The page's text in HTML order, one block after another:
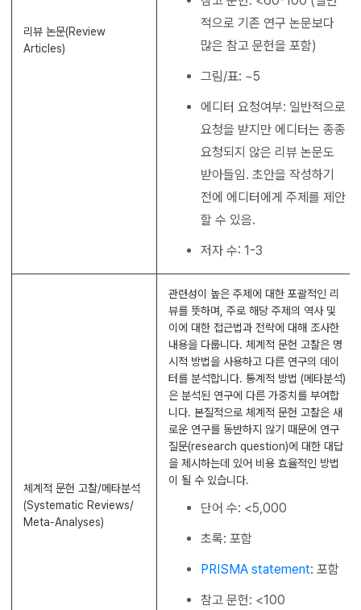
리뷰 논문(Review
Articles)
적으로 기존 연구 논문보다
많은 참고 문헌을 포함)
그림/표: ~5
에디터 요청여부: 일반적으로
요청을 받지만 에디터는 종종
요청되지 않은 리뷰 논문도
받아들임. 초안을 작성하기
전에 에디터에게 주제를 제안
할 수 있음.
저자 수: 1-3
체계적 문헌 고찰/메타분석
(Systematic Reviews/
Meta-Analyses)
관련성이 높은 주제에 대한 포괄적인 리
뷰를 뜻하며, 주로 해당 주제의 역사 및
이에 대한 접근법과 전략에 대해 조사한
내용을 다룹니다. 체계적 문헌 고찰은 명
시적 방법을 사용하고 다른 연구의 데이
터를 분석합니다. 통계적 방법 (메타분석)
은 분석된 연구에 다른 가중치를 부여합
니다. 본질적으로 체계적 문헌 고찰은 새
로운 연구를 동반하지 않기 때문에 연구
질문(research question)에 대한 대답
을 제시하는데 있어 비용 효율적인 방법
이 될 수 있습니다.
단어 수: <5,000
초록: 포함
PRISMA statement: 포함
참고 문헌: <100